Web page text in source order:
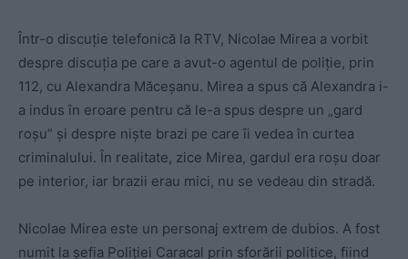
Într-o discuție telefonică la RTV, Nicolae Mirea a vorbit
despre discuția pe care a avut-o agentul de poliție, prin
112, cu Alexandra Măceșanu. Mirea a spus că Alexandra i-
a indus în eroare pentru că le-a spus despre un „gard
roșu” și despre niște brazi pe care îi vedea în curtea
criminalului. În realitate, zice Mirea, gardul era roșu doar
pe interior, iar brazii erau mici, nu se vedeau din stradă.
Nicolae Mirea este un personaj extrem de dubios. A fost
numit la șefia Poliției Caracal prin sforării politice, fiind